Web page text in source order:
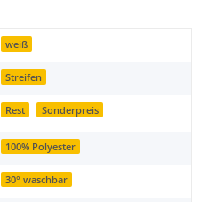
weiß
Streifen
Rest Sonderpreis
100% Polyester
30° waschbar